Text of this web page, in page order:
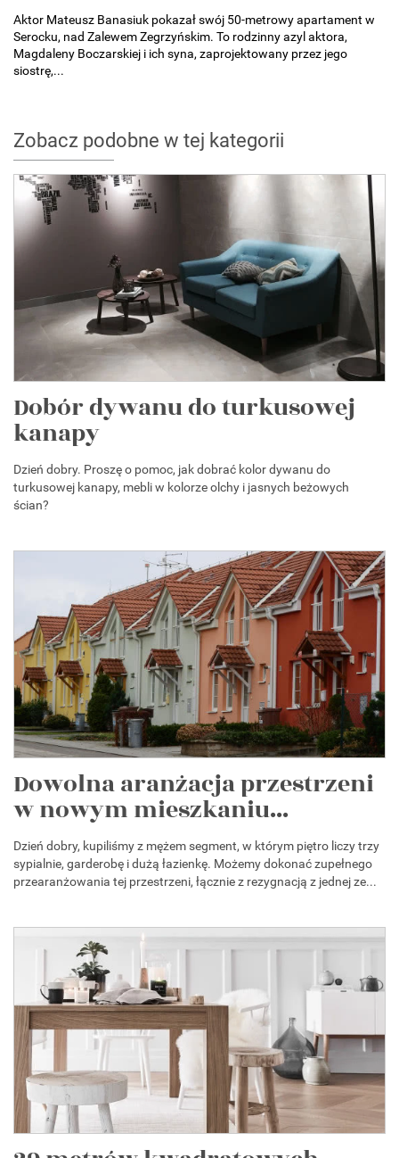
Aktor Mateusz Banasiuk pokazał swój 50-metrowy apartament w
Serocku, nad Zalewem Zegrzyńskim. To rodzinny azyl aktora,
Magdaleny Boczarskiej i ich syna, zaprojektowany przez jego
siostrę,...
Zobacz podobne w tej kategorii
Dobór dywanu do turkusowej
kanapy
Dzień dobry. Proszę o pomoc, jak dobrać kolor dywanu do
turkusowej kanapy, mebli w kolorze olchy i jasnych beżowych
ścian?
Dowolna aranżacja przestrzeni
w nowym mieszkaniu...
Dzień dobry, kupiliśmy z mężem segment, w którym piętro liczy trzy
sypialnie, garderobę i dużą łazienkę. Możemy dokonać zupełnego
przearanżowania tej przestrzeni, łącznie z rezygnacją z jednej ze...